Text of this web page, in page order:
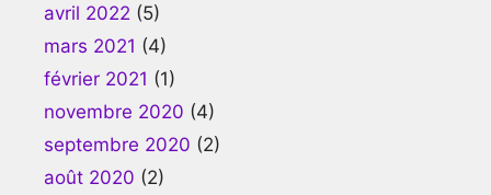
avril 2022 (5)
mars 2021 (4)
février 2021 (1)
novembre 2020 (4)
septembre 2020 (2)
août 2020 (2)